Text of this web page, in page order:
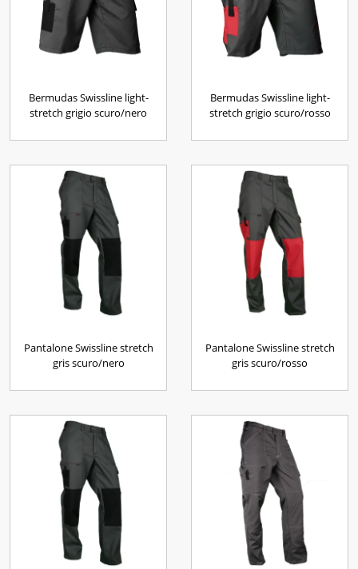
Bermudas Swissline light-
stretch grigio scuro/nero
Bermudas Swissline light-
stretch grigio scuro/rosso
Pantalone Swissline stretch
gris scuro/nero
Pantalone Swissline stretch
gris scuro/rosso